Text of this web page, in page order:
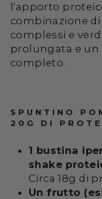
l'apporto
combinazione
complessi e
prolungata e
completo.
SPUNTINO
20G DI
1 bustina
shake
Circa 18g di
Un frutto